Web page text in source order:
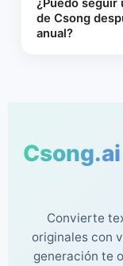
elegible creada
¿Puedo seguir
de Csong
anual?
Convierte
originales con
generación te